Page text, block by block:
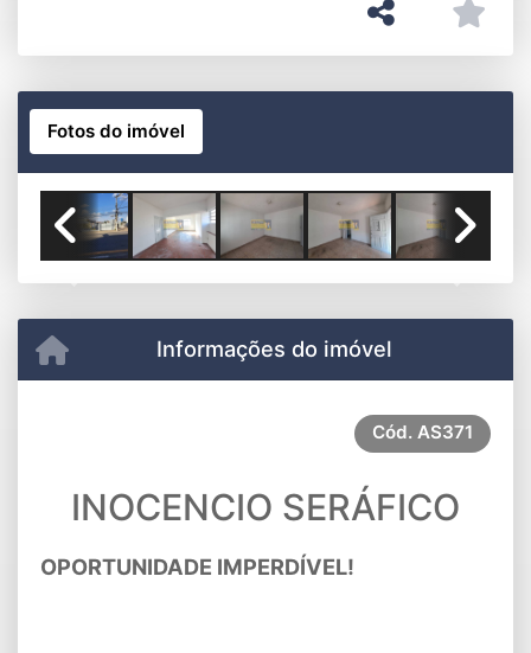
Fotos do imóvel
Informações do imóvel
Cód. AS371
INOCENCIO SERÁFICO
OPORTUNIDADE IMPERDÍVEL!